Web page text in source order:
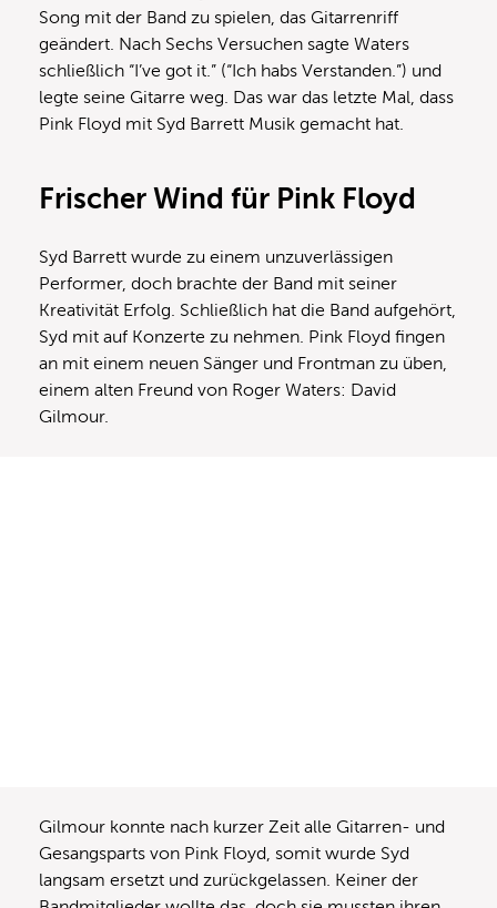
Song mit der Band zu spielen, das Gitarrenriff
geändert. Nach Sechs Versuchen sagte Waters
schließlich “I’ve got it.” (“Ich habs Verstanden.”) und
legte seine Gitarre weg. Das war das letzte Mal, dass
Pink Floyd mit Syd Barrett Musik gemacht hat.
Frischer Wind für Pink Floyd
Syd Barrett wurde zu einem unzuverlässigen
Performer, doch brachte der Band mit seiner
Kreativität Erfolg. Schließlich hat die Band aufgehört,
Syd mit auf Konzerte zu nehmen. Pink Floyd fingen
an mit einem neuen Sänger und Frontman zu üben,
einem alten Freund von Roger Waters: David
Gilmour.
Gilmour konnte nach kurzer Zeit alle Gitarren- und
Gesangsparts von Pink Floyd, somit wurde Syd
langsam ersetzt und zurückgelassen. Keiner der